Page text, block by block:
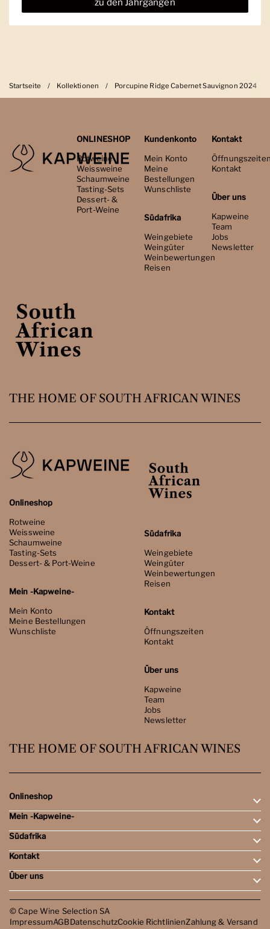
zu den Jahrgängen
Startseite / Kollektionen / Porcupine Ridge Cabernet Sauvignon 2024
ONLINESHOP
Rotweine
Weissweine
Schaumweine
Tasting-Sets
Dessert- &
Port-Weine
Kundenkonto
Mein Konto
Meine
Bestellungen
Wunschliste
Südafrika
Weingebiete
Weingüter
Weinbewertungen
Reisen
Kontakt
Kontakt
Über uns
Kapweine
Team
Jobs
Newsletter
THE HOME OF SOUTH AFRICAN WINES
Onlineshop
Rotweine
Weissweine
Schaumweine
Tasting-Sets
Dessert- & Port-Weine
Mein -Kapweine-
Mein Konto
Meine Bestellungen
Wunschliste
Südafrika
Weingebiete
Weingüter
Weinbewertungen
Reisen
Kontakt
Öffnungszeiten
Kontakt
Über uns
Kapweine
Team
Jobs
Newsletter
THE HOME OF SOUTH AFRICAN WINES
Onlineshop
Rotweine
Weissweine
Schaumweine
Tasting-Sets
Dessert- & Port-Weine
Mein -Kapweine-
Mein Konto
Meine Bestellungen
Wunschliste
Südafrika
Weingebiete
Weingüter
Weinbewertungen
Reisen
Kontakt
Öffnungszeiten
Kontakt
Über uns
Kapweine
Team
Jobs
© Cape Wine Selection SA
ImpressumAGBDatenschutzCookie RichtlinienZahlung & Versand